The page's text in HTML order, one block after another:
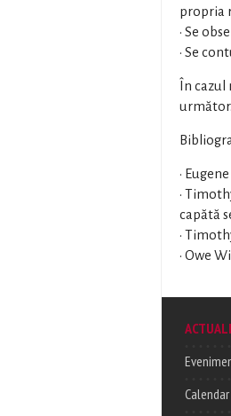
propria
• Se
• Se
În cazul
următor.
•
•
capătă
•
• Owe